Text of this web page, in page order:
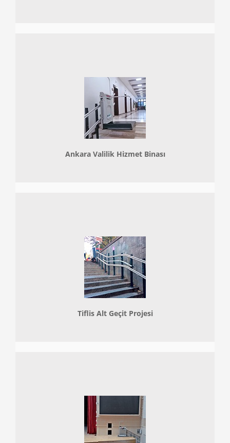
Ankara Valilik Hizmet Binası
Tiflis Alt Geçit Projesi